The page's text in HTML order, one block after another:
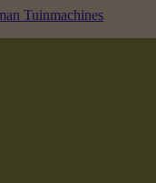
Tuinmachines